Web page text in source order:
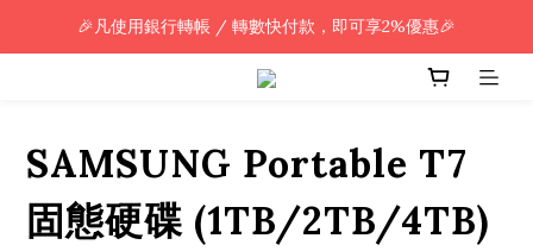
🎉凡使用銀行轉帳 / 轉數快付款，即可享2%優惠🎉
🎉凡使用銀行轉帳 / 轉數快付款，即可享2%優惠🎉
全單購買滿HK$800.00，即享免運優惠 (只限香港)
SAMSUNG Portable T7
固態硬碟 (1TB/2TB/4TB)